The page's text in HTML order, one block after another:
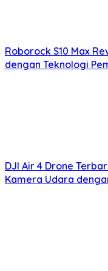
Roborock S10 Max
dengan Teknologi
DJI Air 4 Drone
Kamera Udara